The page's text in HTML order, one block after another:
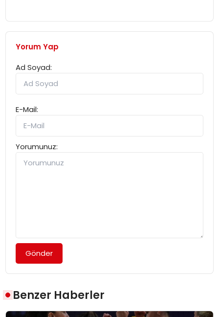
Yorum Yap
Ad Soyad:
E-Mail:
Yorumunuz:
Gönder
Benzer Haberler